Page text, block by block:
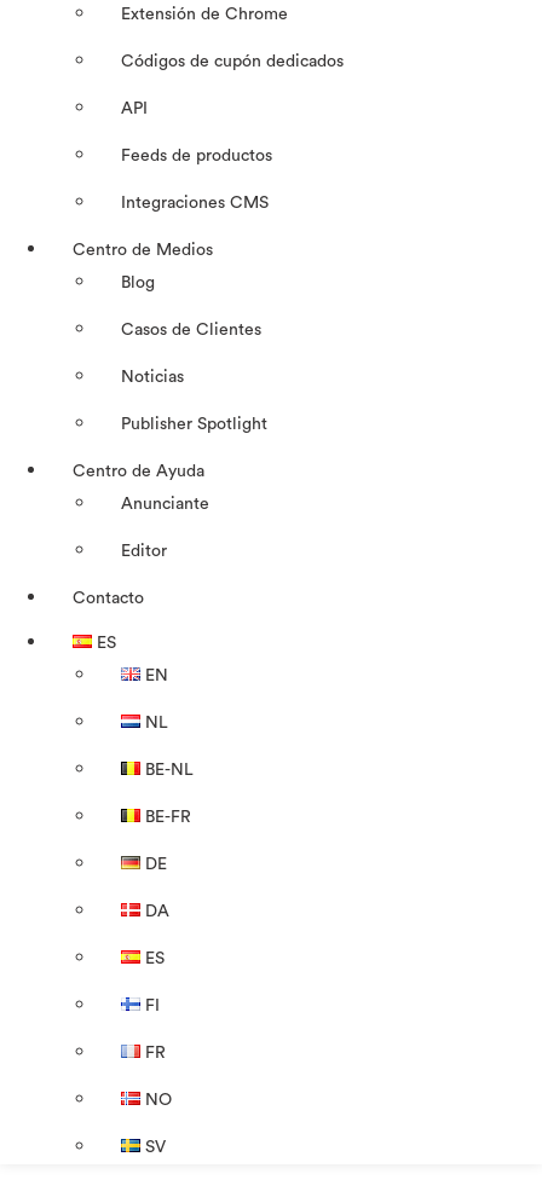
Extensión de Chrome
Códigos de cupón dedicados
API
Feeds de productos
Integraciones CMS
Centro de Medios
Blog
Casos de Clientes
Noticias
Publisher Spotlight
Centro de Ayuda
Anunciante
Editor
Contacto
ES
EN
NL
BE-NL
BE-FR
DE
DA
ES
FI
FR
NO
SV